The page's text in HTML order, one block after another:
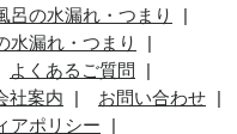
呂の水漏れ・つまり
水漏れ・つまり
よくあるご質問
社案内
お問い合わせ
アポリシー